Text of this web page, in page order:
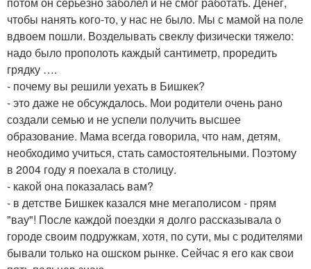
чтобы нанять кого-то, у нас не было. Мы с мамой на поле
вдвоем пошли. Возделывать свеклу физически тяжело:
надо было прополоть каждый сантиметр, проредить
грядку ….
- почему вы решили уехать в Бишкек?
- это даже не обсуждалось. Мои родители очень рано
создали семью и не успели получить высшее
образование. Мама всегда говорила, что нам, детям,
необходимо учиться, стать самостоятельными. Поэтому
в 2004 году я поехала в столицу.
- какой она показалась вам?
- в детстве Бишкек казался мне мегаполисом - прям
"вау"! После каждой поездки я долго рассказывала о
городе своим подружкам, хотя, по сути, мы с родителями
бывали только на ошском рынке. Сейчас я его как свои